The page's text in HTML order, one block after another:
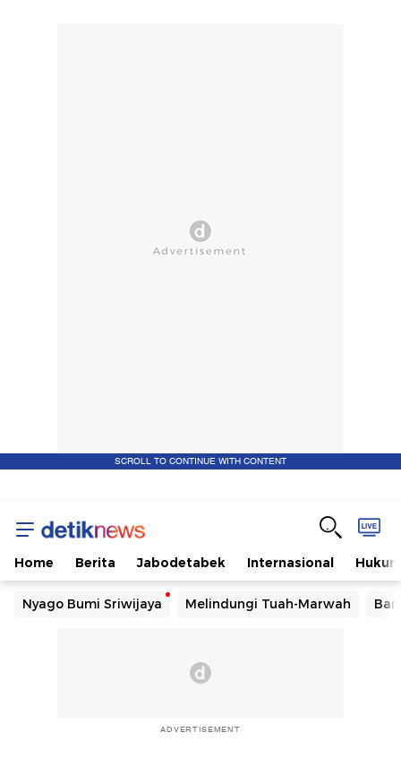
SCROLL TO CONTINUE WITH CONTENT
Home Berita Jabodetabek Internasional Hukum
Nyago Bumi Sriwijaya Melindungi Tuah-Marwah
ADVERTISEMENT